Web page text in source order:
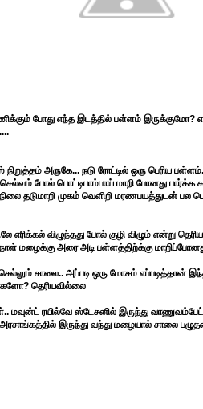
போது எந்த இடத்தில் பள்ளம் இருக்குமோ?
அருகே... நடு ரோட்டில் ஒரு பெரிய
போல் பொட்டிபாம்பாய் மாறி போனது
தடுமாறி முகம் வெளிறி மரணபயத்துடன்
எரிக்கல் விழுந்தது போல் குழி விழும் என்று
மழைக்கு அரை அடி பள்ளத்திற்க்கு
சாலை.. அப்படி ஒரு மோசம் எப்படித்தான்
தெரியவில்லை
ரயில்வே ஸ்டேசனில் இருந்து
இருந்து வந்து மழையால் சாலை